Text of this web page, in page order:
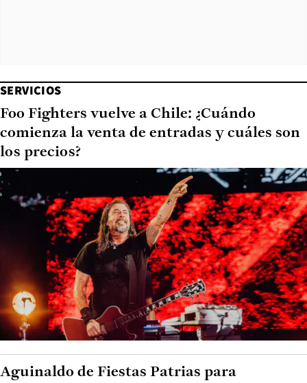
SERVICIOS
Foo Fighters vuelve a Chile: ¿Cuándo
comienza la venta de entradas y cuáles son
los precios?
Aguinaldo de Fiestas Patrias para